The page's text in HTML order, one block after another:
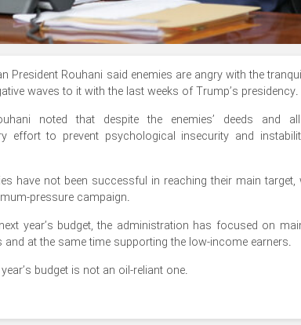
President Rouhani said enemies are angry with the
waves to it with the last weeks of Trump’s presidency.
noted that despite the enemies’ deeds and
effort to prevent psychological insecurity and
have not been successful in reaching their main target,
pressure campaign.
year’s budget, the administration has focused on
at the same time supporting the low-income earners.
budget is not an oil-reliant one.